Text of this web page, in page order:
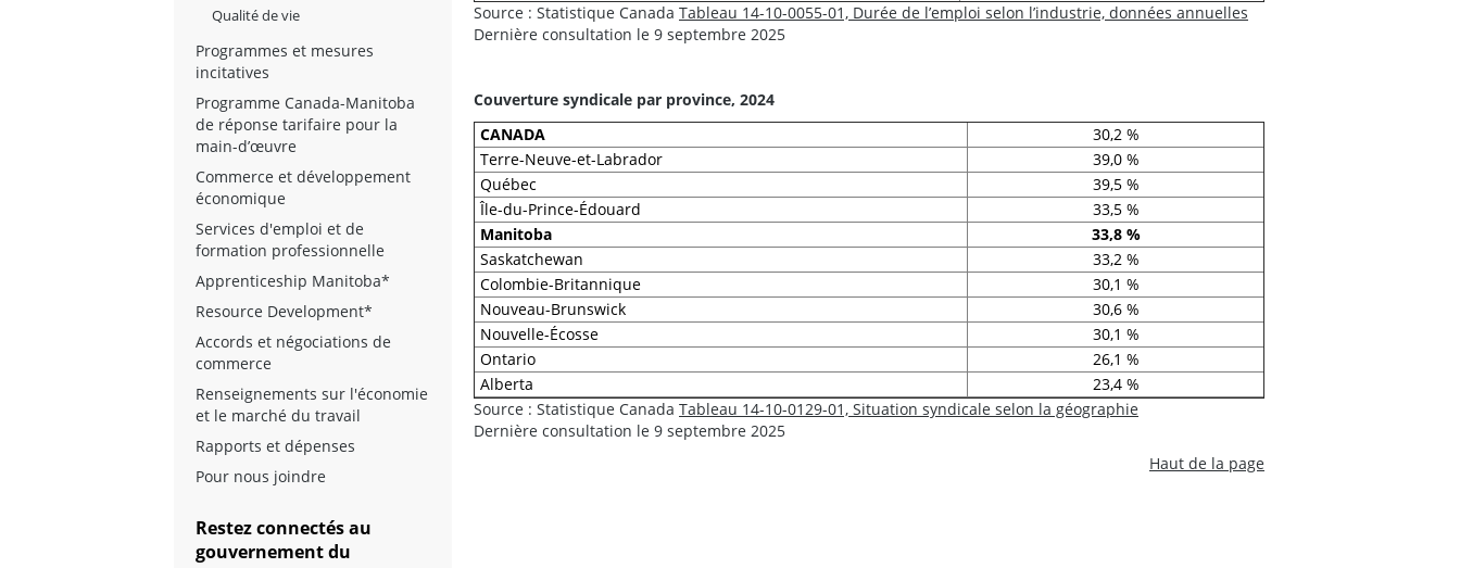
Source : Statistique Canada Tableau 14-10-0055-01, Durée de l’emploi selon l’industrie, données annuelles
Dernière consultation le 9 septembre 2025
Couverture syndicale par province, 2024
CANADA
30,2 %
Terre-Neuve-et-Labrador
39,0 %
Québec
39,5 %
Île-du-Prince-Édouard
33,5 %
Manitoba
33,8 %
Saskatchewan
33,2 %
Colombie-Britannique
30,1 %
Nouveau-Brunswick
30,6 %
Nouvelle-Écosse
30,1 %
Ontario
26,1 %
Alberta
23,4 %
Source : Statistique Canada Tableau 14-10-0129-01, Situation syndicale selon la géographie
Dernière consultation le 9 septembre 2025
Haut de la page
Qualité de vie
Programmes et mesures
incitatives
Programme Canada-Manitoba
de réponse tarifaire pour la
main-d’œuvre
Commerce et développement
économique
Services d'emploi et de
formation professionnelle
Apprenticeship Manitoba*
Resource Development*
Accords et négociations de
commerce
Renseignements sur l'économie
et le marché du travail
Rapports et dépenses
Pour nous joindre
Restez connectés au
gouvernement du